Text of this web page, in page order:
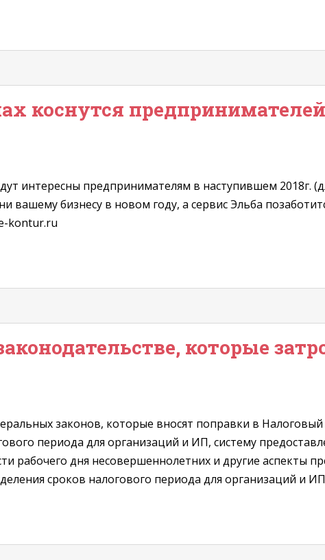
коснутся предпринимателей
интересны предпринимателям в наступившем 2018г.
вашему бизнесу в новом году, а сервис Эльба
kontur.ru
которые
законов, которые вносят поправки в
периода для организаций и ИП, систему
рабочего дня несовершеннолетних и другие аспекты
сроков налогового периода для организаций и